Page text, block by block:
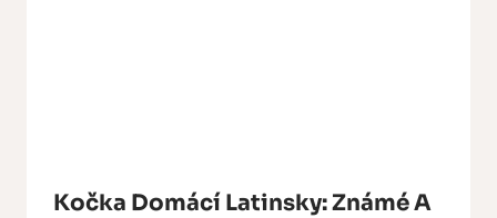
Kočka Domácí Latinsky: Známé A